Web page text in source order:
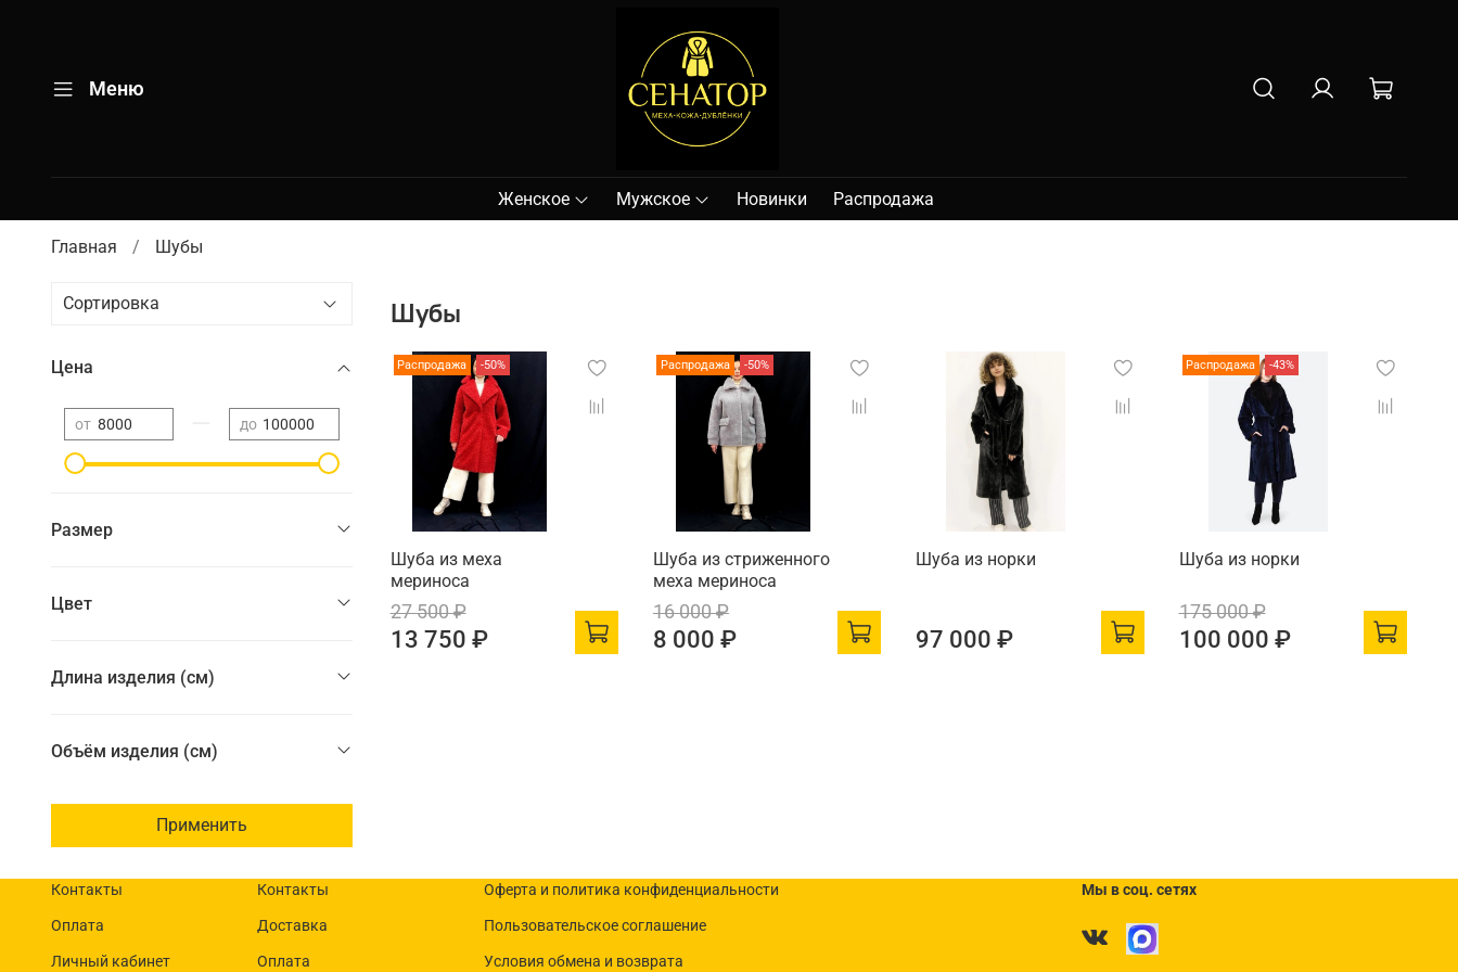
Меню
Женское Мужское Новинки Распродажа
Главная Шубы
Шубы
Распродажа -50%
Шуба из меха
мериноса
27 500 ₽
13 750 ₽
Распродажа -50%
Шуба из стриженного
меха мериноса
16 000 ₽
8 000 ₽
Шуба из норки
97 000 ₽
Распродажа -43%
Шуба из норки
175 000 ₽
100 000 ₽
Цена
от до
Размер
Цвет
Длина изделия (см)
Объём изделия (см)
Применить
Контакты
Оплата
Личный кабинет
Контакты
Доставка
Оплата
Оферта и политика конфиденциальности
Пользовательское соглашение
Условия обмена и возврата
Мы в соц. сетях